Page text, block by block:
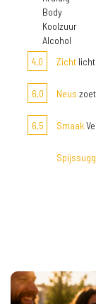
Body
Koolzuur
Alcohol
4,0
Zicht
6,0 Neus
6,5 Smaak